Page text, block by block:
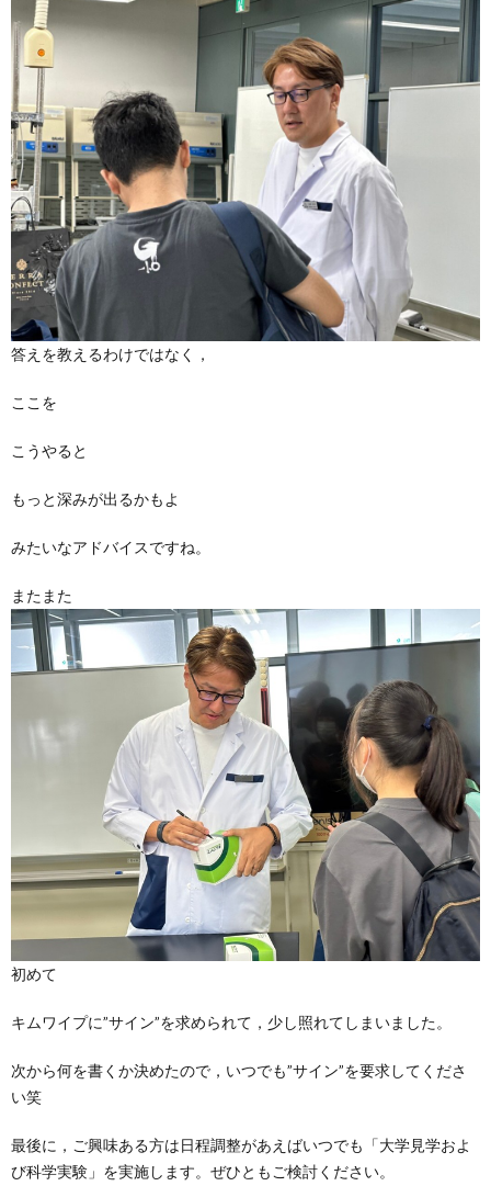
答えを教えるわけではなく，
ここを
こうやると
もっと深みが出るかもよ
みたいなアドバイスですね。
またまた
初めて
キムワイプに”サイン”を求められて，少し照れてしまいました。
次から何を書くか決めたので，いつでも”サイン”を要求してくださ
い笑
最後に，ご興味ある方は日程調整があえばいつでも「大学見学およ
び科学実験」を実施します。ぜひともご検討ください。